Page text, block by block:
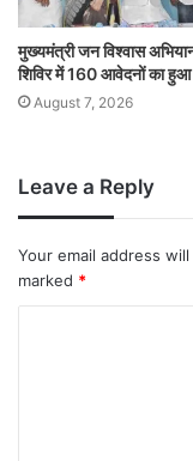
मुख्यमंत्री जन विश्वास
शिविर में 160 आवेदनों का हुआ
August 7, 2026
Leave a Reply
Your email address
marked *